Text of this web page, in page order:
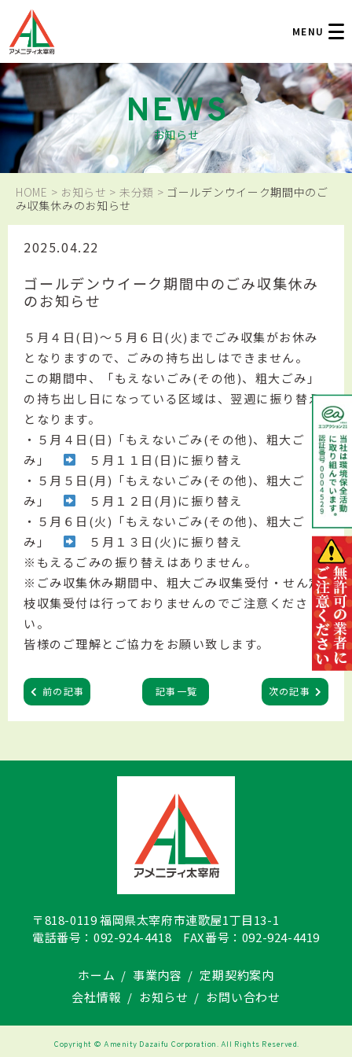
お知らせ
HOME > お知らせ > 未分類 > ゴールデンウイーク期間中のご
み収集休みのお知らせ
2025.04.22
ゴールデンウイーク期間中のごみ収集休み
のお知らせ
５月４日(日)～５月６日(火)までごみ収集がお休み
となりますので、ごみの持ち出しはできません。
この期間中、「もえないごみ(その他)、粗大ごみ」
の持ち出し日になっている区域は、翌週に振り替え
となります。
・５月４日(日)「もえないごみ(その他)、粗大ご
み」
５月１１日(日)に振り替え
・５月５日(月)「もえないごみ(その他)、粗大ご
み」
５月１２日(月)に振り替え
・５月６日(火)「もえないごみ(その他)、粗大ご
み」
５月１３日(火)に振り替え
※もえるごみの振り替えはありません。
※ごみ収集休み期間中、粗大ごみ収集受付・せん定
枝収集受付は行っておりませんのでご注意くださ
い。
皆様のご理解とご協力をお願い致します。
前の記事 記事一覧 次の記事
〒818-0119 福岡県太宰府市連歌屋1丁目13-1
電話番号： 092-924-4418 FAX番号：092-924-4419
ホーム 事業内容
定期契約案内
会社情報
お知らせ お問い合わせ
Copyright © Amenity Dazaifu Corporation. All Rights Reserved.